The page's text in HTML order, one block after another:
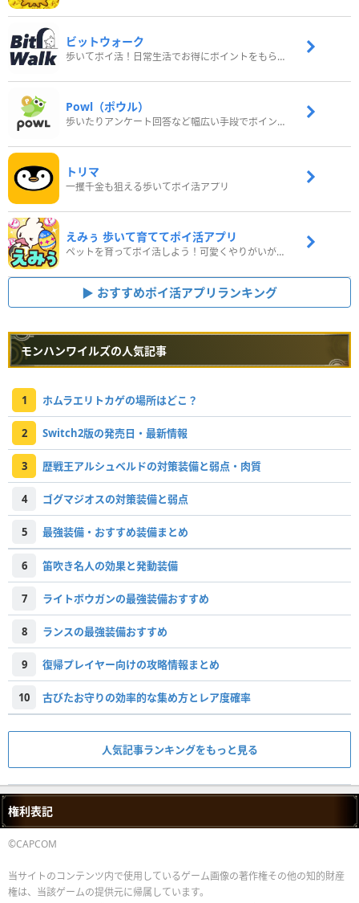
ビットウォーク
歩いてポイ活！日常生活でお得にポイントをもらおう
Powl（ポウル）
歩いたりアンケート回答など幅広い手段でポイントをゲット
トリマ
一攫千金も狙える歩いてポイ活アプリ
えみぅ 歩いて育ててポイ活アプリ
ペットを育ってポイ活しよう！可愛くやりがいがある新感覚アプリ
おすすめポイ活アプリランキング
モンハンワイルズの人気記事
1 ホムラエリトカゲの場所はどこ？
2 Switch2版の発売日・最新情報
3 歴戦王アルシュベルドの対策装備と弱点・肉質
4 ゴグマジオスの対策装備と弱点
5 最強装備・おすすめ装備まとめ
6 笛吹き名人の効果と発動装備
7 ライトボウガンの最強装備おすすめ
8 ランスの最強装備おすすめ
9 復帰プレイヤー向けの攻略情報まとめ
10 古びたお守りの効率的な集め方とレア度確率
人気記事ランキングをもっと見る
権利表記
©CAPCOM
当サイトのコンテンツ内で使用しているゲーム画像の著作権その他の知的財産
権は、当該ゲームの提供元に帰属しています。